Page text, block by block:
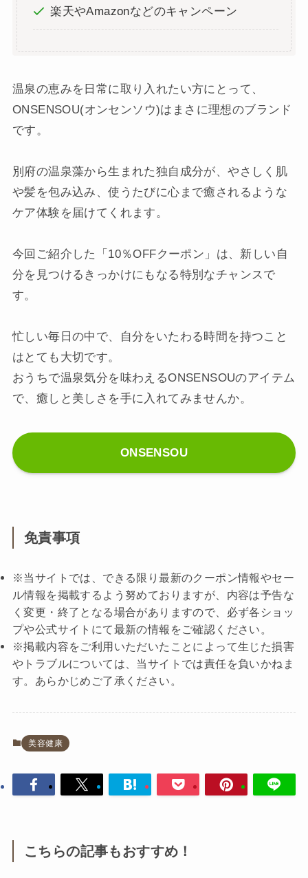
楽天やAmazonなどのキャンペーン
温泉の恵みを日常に取り入れたい方にとって、
ONSENSOU(オンセンソウ)はまさに理想のブランド
です。
別府の温泉藻から生まれた独自成分が、やさしく肌
や髪を包み込み、使うたびに心まで癒されるような
ケア体験を届けてくれます。
今回ご紹介した「10％OFFクーポン」は、新しい自
分を見つけるきっかけにもなる特別なチャンスで
す。
忙しい毎日の中で、自分をいたわる時間を持つこと
はとても大切です。
おうちで温泉気分を味わえるONSENSOUのアイテム
で、癒しと美しさを手に入れてみませんか。
ONSENSOU
免責事項
※当サイトでは、できる限り最新のクーポン情報やセー
ル情報を掲載するよう努めておりますが、内容は予告な
く変更・終了となる場合がありますので、必ず各ショッ
プや公式サイトにて最新の情報をご確認ください。
※掲載内容をご利用いただいたことによって生じた損害
やトラブルについては、当サイトでは責任を負いかねま
す。あらかじめご了承ください。
美容健康
こちらの記事もおすすめ！